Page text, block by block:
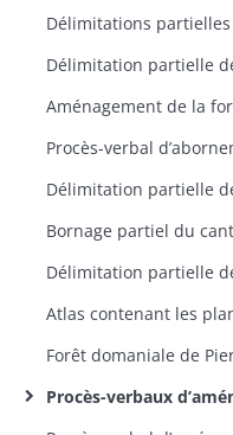
Aménagement de la
Délimitation partielle
Délimitation partielle
Procès-verbaux